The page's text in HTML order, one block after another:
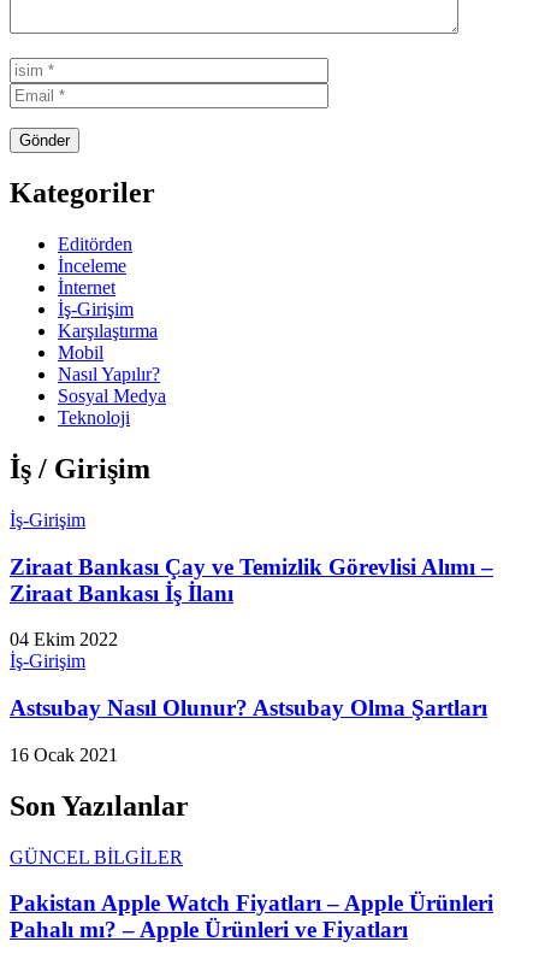
Kategoriler
Editörden
İnceleme
İnternet
İş-Girişim
Karşılaştırma
Mobil
Nasıl Yapılır?
Sosyal Medya
Teknoloji
İş / Girişim
İş-Girişim
Ziraat Bankası Çay ve Temizlik Görevlisi Alımı –
Ziraat Bankası İş İlanı
04 Ekim 2022
İş-Girişim
Astsubay Nasıl Olunur? Astsubay Olma Şartları
16 Ocak 2021
Son Yazılanlar
GÜNCEL BİLGİLER
Pakistan Apple Watch Fiyatları – Apple Ürünleri
Pahalı mı? – Apple Ürünleri ve Fiyatları